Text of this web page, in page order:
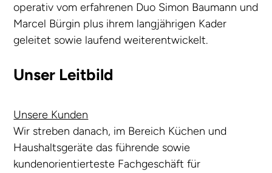
operativ vom erfahrenen Duo Simon Baumann und
Marcel Bürgin plus ihrem langjährigen Kader
geleitet sowie laufend weiterentwickelt.
Unser Leitbild
Unsere Kunden
Wir streben danach, im Bereich Küchen und
Haushaltsgeräte das führende sowie
kundenorientierteste Fachgeschäft für